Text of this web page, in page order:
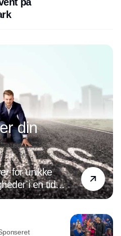
din
for unikke
i en tid
og
på forkant med